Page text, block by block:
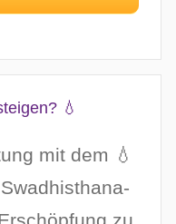
💧
mit dem 💧
zu